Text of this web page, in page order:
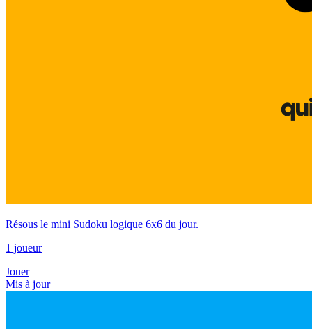
Résous le mini Sudoku logique 6x6 du jour.
1 joueur
Jouer
Mis à jour